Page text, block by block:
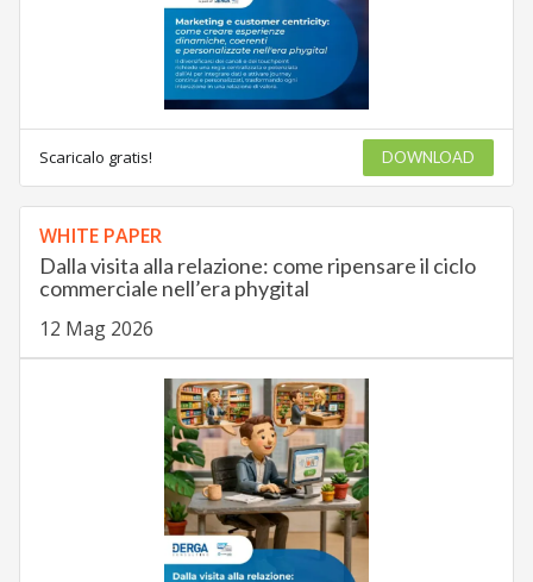
Scaricalo gratis! DOWNLOAD
WHITE PAPER
Dalla visita alla relazione: come ripensare il ciclo
commerciale nell’era phygital
12 Mag 2026